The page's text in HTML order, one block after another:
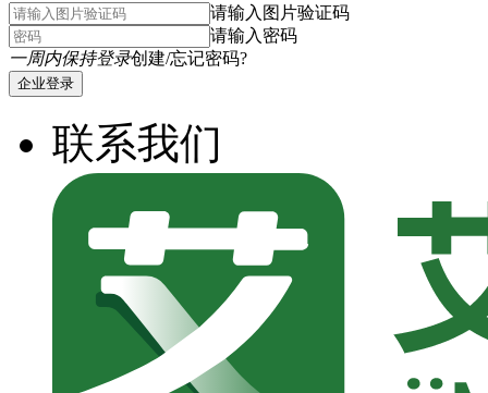
请输入图片验证码
请输入密码
一周内保持登录创建/忘记密码?
企业登录
联系我们